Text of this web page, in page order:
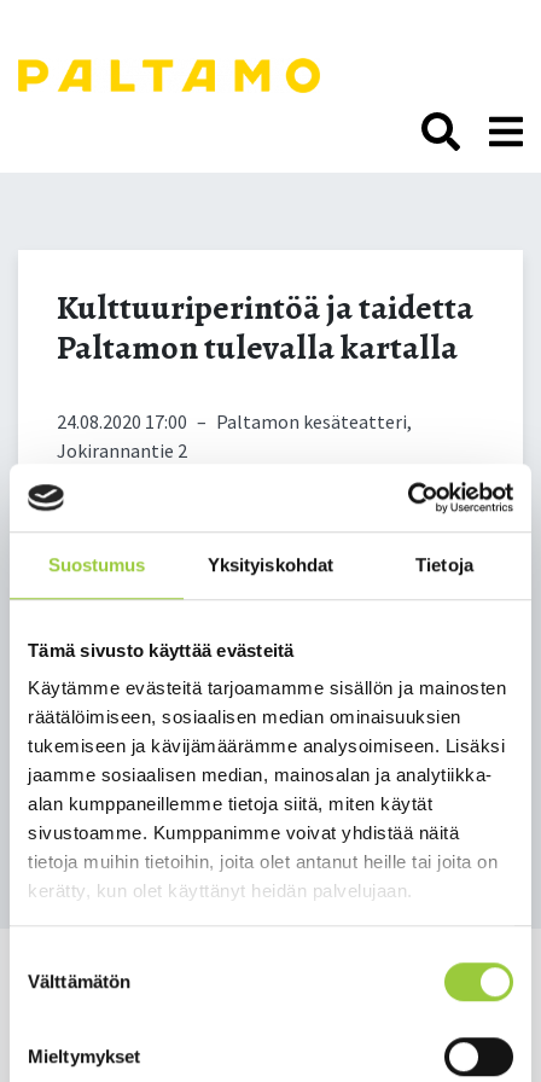
Suostumus Yksityiskohdat Tietoja
Tämä sivusto käyttää evästeitä
Käytämme evästeitä tarjoamamme sisällön ja mainosten
räätälöimiseen, sosiaalisen median ominaisuuksien
tukemiseen ja kävijämäärämme analysoimiseen. Lisäksi
jaamme sosiaalisen median, mainosalan ja analytiikka-
alan kumppaneillemme tietoja siitä, miten käytät
sivustoamme. Kumppanimme voivat yhdistää näitä
tietoja muihin tietoihin, joita olet antanut heille tai joita on
kerätty, kun olet käyttänyt heidän palvelujaan.
valinta
Välttämätön
Mieltymykset
Kulttuuriperintöä ja
taidetta Paltamon
tulevalla kartalla
Kulttuuriperintöä ja taidetta
Paltamon tulevalla kartalla
24.08.2020 17:00 – Paltamon kesäteatteri,
Jokirannantie 2
Tule keskustelemaan ja ideoimaan Paltamon
kulttuurikarttaa! Mikä paltamolaisessa
kulttuuriperinnössä on ainutlaatuista? Mitkä
kun saa ideoida villisti?
Maanantaina 24.8.2020 klo 17-18.30 Paltamon
kesäteatterilla, Jokirannantie 4.
Tilaisuuden järjestää Paltamon kunta ja Paltamo-
Seura ry. Tervetuloa!
Takaisin tapahtumiin
Salmelankuja 1, 88300 Paltamo